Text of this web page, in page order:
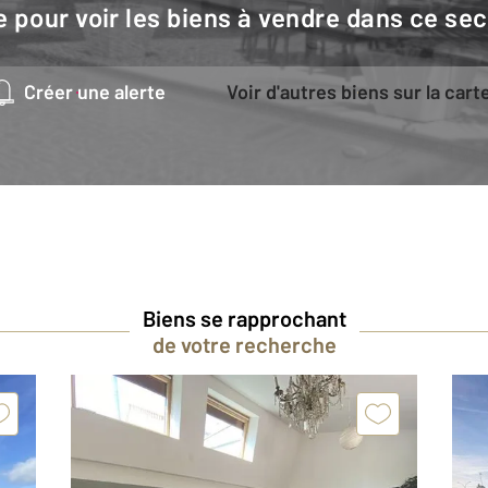
pour voir les biens à vendre dans ce
Créer une alerte Voir d'autres biens sur la
Biens se rapprochant
de votre recherche